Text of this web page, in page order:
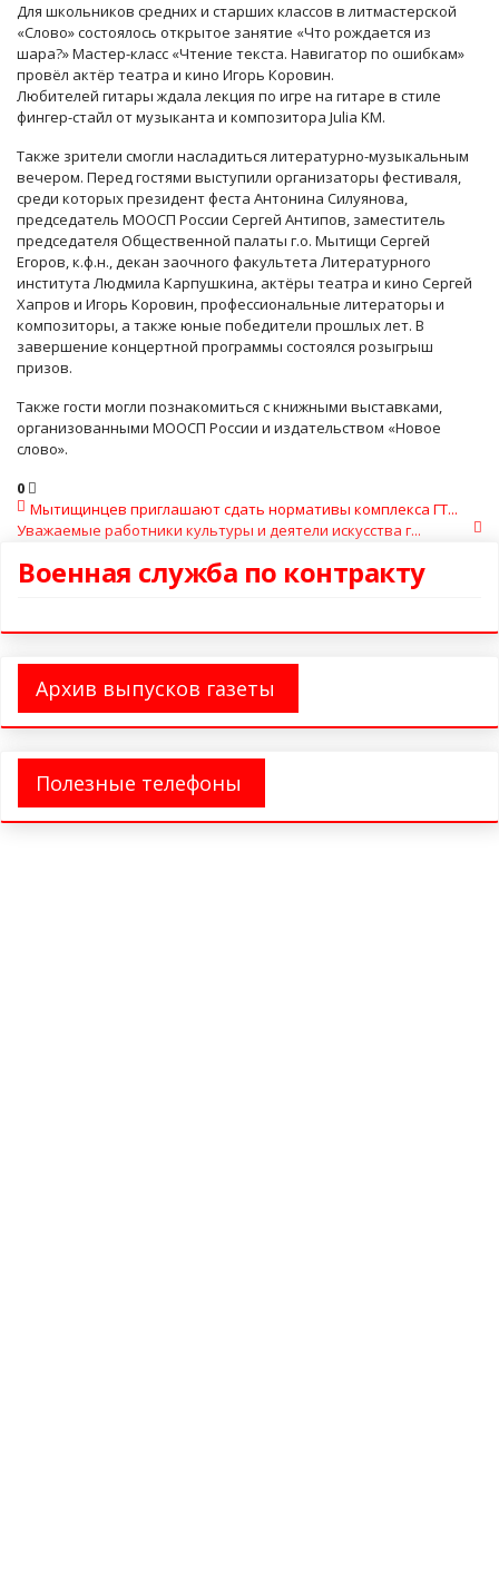
Для школьников средних и старших классов в литмастерской
«Слово» состоялось открытое занятие «Что рождается из
шара?» Мастер-класс «Чтение текста. Навигатор по ошибкам»
провёл актёр театра и кино Игорь Коровин.
Любителей гитары ждала лекция по игре на гитаре в стиле
фингер-стайл от музыканта и композитора Julia KM.
Также зрители смогли насладиться литературно-музыкальным
вечером. Перед гостями выступили организаторы фестиваля,
среди которых президент феста Антонина Силуянова,
председатель МООСП России Сергей Антипов, заместитель
председателя Общественной палаты г.о. Мытищи Сергей
Егоров, к.ф.н., декан заочного факультета Литературного
института Людмила Карпушкина, актёры театра и кино Сергей
Хапров и Игорь Коровин, профессиональные литераторы и
композиторы, а также юные победители прошлых лет. В
завершение концертной программы состоялся розыгрыш
призов.
Также гости могли познакомиться с книжными выставками,
организованными МООСП России и издательством «Новое
слово».
0
Мытищинцев приглашают сдать нормативы комплекса ГТ...
Уважаемые работники культуры и деятели искусства г...
Военная служба по контракту
Архив выпусков газеты
Полезные телефоны